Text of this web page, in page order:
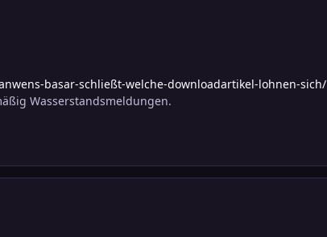
basar-schließt-welche-downloadartikel-lohnen-sich/
Wasserstandsmeldungen.